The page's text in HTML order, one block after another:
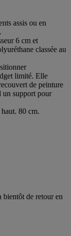
assis ou en
6 cm et
classée au
limité. Elle
de peinture
un support pour
80 cm.
de retour en